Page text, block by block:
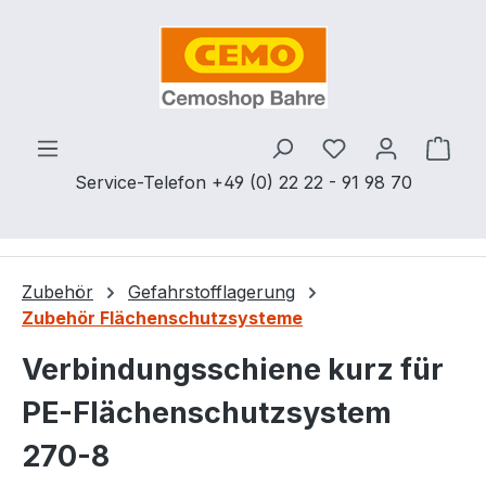
Zum Hauptinhalt springen
Service-Telefon +49 (0) 22 22 - 91 98 70
Du hast 0
Zubehör
Gefahrstofflagerung
Zubehör Flächenschutzsysteme
Verbindungsschiene kurz für
PE-Flächenschutzsystem
270-8